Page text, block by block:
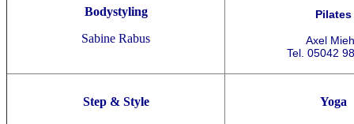
Bodystyling
Sabine Rabus
Pilates
Axel
Tel. 05042
Step & Style
Yoga